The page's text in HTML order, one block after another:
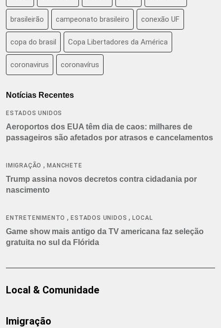
brasileirão campeonato brasileiro conexão UF
copa do brasil Copa Libertadores da América
coronavirus coronavírus
Notícias Recentes
ESTADOS UNIDOS
Aeroportos dos EUA têm dia de caos: milhares de
passageiros são afetados por atrasos e cancelamentos
IMIGRAÇÃO ,MANCHETE
Trump assina novos decretos contra cidadania por
nascimento
ENTRETENIMENTO ,ESTADOS UNIDOS ,LOCAL
Game show mais antigo da TV americana faz seleção
gratuita no sul da Flórida
Local & Comunidade
Imigração